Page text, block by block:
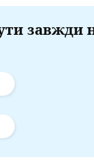
завжди